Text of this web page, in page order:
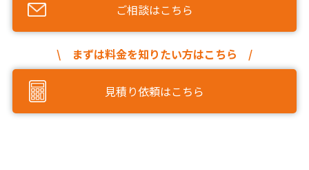
ご相談はこちら
\ まずは料金を知りたい方はこちら /
見積り依頼はこちら